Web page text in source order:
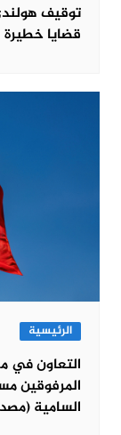
توقيف
قضايا خطيرة
الرئيسية
التعاون في
المرفوقين
السامية